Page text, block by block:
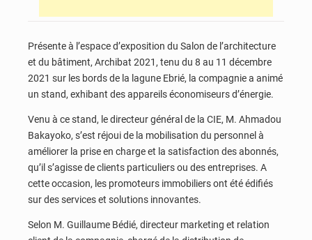
Présente à l’espace d’exposition du Salon de l’architecture
et du bâtiment, Archibat 2021, tenu du 8 au 11 décembre
2021 sur les bords de la lagune Ebrié, la compagnie a animé
un stand, exhibant des appareils économiseurs d’énergie.
Venu à ce stand, le directeur général de la CIE, M. Ahmadou
Bakayoko, s’est réjoui de la mobilisation du personnel à
améliorer la prise en charge et la satisfaction des abonnés,
qu’il s’agisse de clients particuliers ou des entreprises. A
cette occasion, les promoteurs immobiliers ont été édifiés
sur des services et solutions innovantes.
Selon M. Guillaume Bédié, directeur marketing et relation